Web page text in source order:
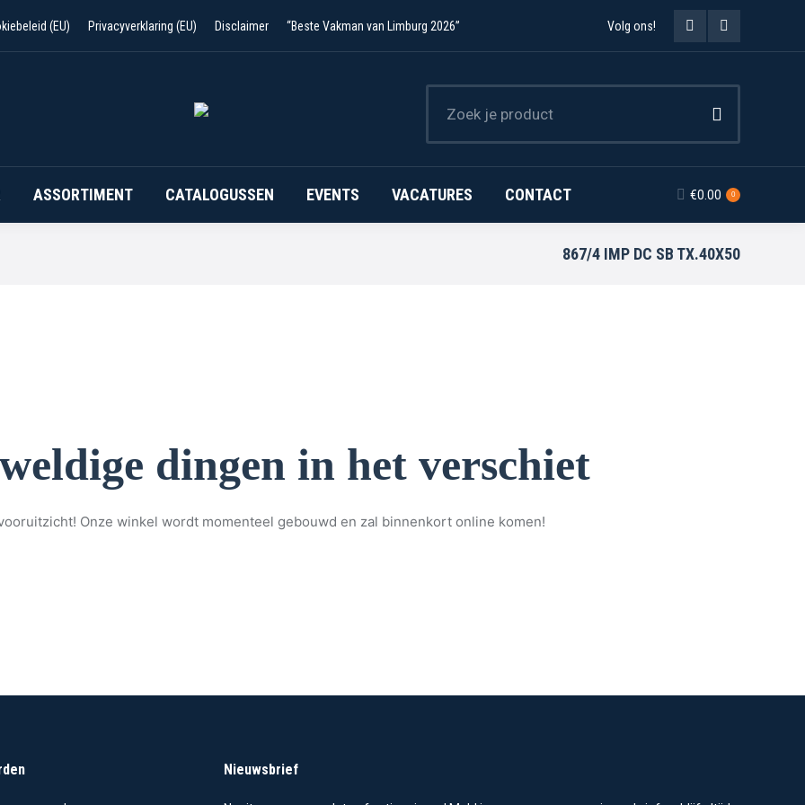
(EU) Privacyverklaring (EU) Disclaimer “Beste Vakman van Limburg 2026” Volg ons!
Facebook
opens
in
new
window
Instagram
in
new
window
ASSORTIMENT CATALOGUSSEN EVENTS VACATURES CONTACT €0.00 0
867/4 IMP DC SB TX.40X50
dingen in het verschiet
Onze winkel wordt momenteel gebouwd en zal binnenkort online komen!
Nieuwsbrief